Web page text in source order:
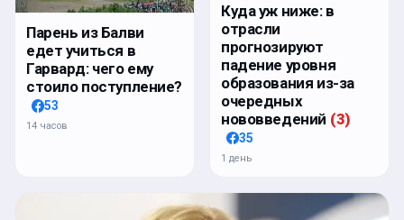
Парень из Балви
едет учиться в
Гарвард: чего ему
стоило поступление?
53
14 часов
Куда уж ниже: в
отрасли
прогнозируют
падение уровня
образования из-за
очередных
нововведений (3)
35
1 день